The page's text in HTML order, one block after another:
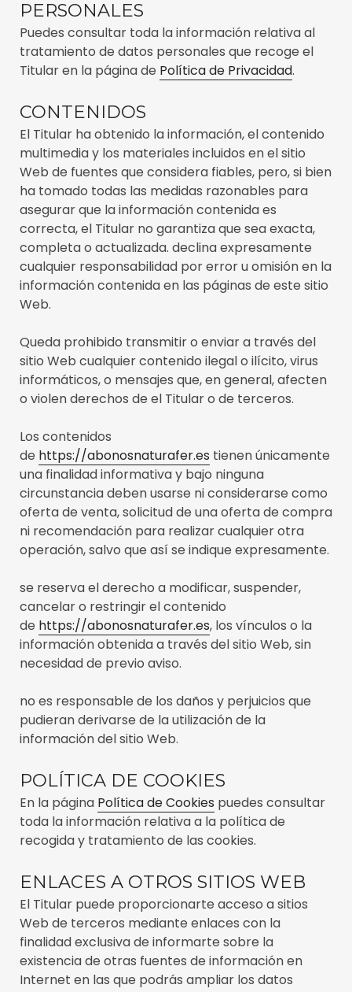
PERSONALES
Puedes consultar toda la información relativa al
tratamiento de datos personales que recoge el
Titular en la página de Política de Privacidad.
CONTENIDOS
El Titular ha obtenido la información, el contenido
multimedia y los materiales incluidos en el sitio
Web de fuentes que considera fiables, pero, si bien
ha tomado todas las medidas razonables para
asegurar que la información contenida es
correcta, el Titular no garantiza que sea exacta,
completa o actualizada. declina expresamente
cualquier responsabilidad por error u omisión en la
información contenida en las páginas de este sitio
Web.
Queda prohibido transmitir o enviar a través del
sitio Web cualquier contenido ilegal o ilícito, virus
informáticos, o mensajes que, en general, afecten
o violen derechos de el Titular o de terceros.
Los contenidos
de https://abonosnaturafer.es tienen únicamente
una finalidad informativa y bajo ninguna
circunstancia deben usarse ni considerarse como
oferta de venta, solicitud de una oferta de compra
ni recomendación para realizar cualquier otra
operación, salvo que así se indique expresamente.
se reserva el derecho a modificar, suspender,
cancelar o restringir el contenido
de https://abonosnaturafer.es, los vínculos o la
información obtenida a través del sitio Web, sin
necesidad de previo aviso.
no es responsable de los daños y perjuicios que
pudieran derivarse de la utilización de la
información del sitio Web.
POLÍTICA DE COOKIES
En la página Política de Cookies puedes consultar
toda la información relativa a la política de
recogida y tratamiento de las cookies.
ENLACES A OTROS SITIOS WEB
El Titular puede proporcionarte acceso a sitios
Web de terceros mediante enlaces con la
finalidad exclusiva de informarte sobre la
existencia de otras fuentes de información en
Internet en las que podrás ampliar los datos